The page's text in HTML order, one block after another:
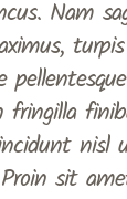
Nam
fringilla
nisl
sit